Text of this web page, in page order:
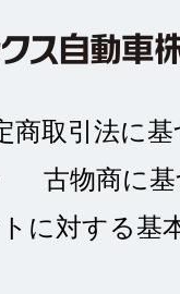
商取引法に
古物商に
に対する基